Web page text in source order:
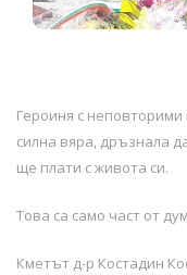
Героиня с
силна вяра, дръзнала
ще плати с живота си.
Това са само част от
Кметът д-р Костадин